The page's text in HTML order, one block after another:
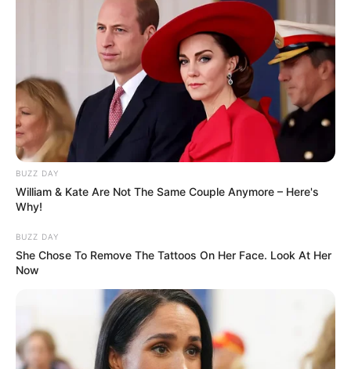
© 2025 EVIANEWS του Γιώργου Κουτσελίνη
BUZZ DAY
William & Kate Are Not The Same Couple Anymore – Here's
Why!
BUZZ DAY
She Chose To Remove The Tattoos On Her Face. Look At Her
Now